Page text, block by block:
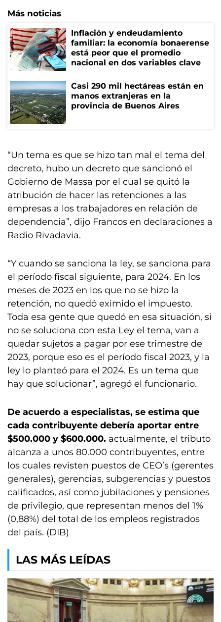
Más noticias
Inflación y endeudamiento
familiar: la economía bonaerense
está peor que el promedio
nacional en dos variables clave
Casi 290 mil hectáreas están en
manos extranjeras en la
provincia de Buenos Aires
“Un tema es que se hizo tan mal el tema del
decreto, hubo un decreto que sancionó el
Gobierno de Massa por el cual se quitó la
atribución de hacer las retenciones a las
empresas a los trabajadores en relación de
dependencia”, dijo Francos en declaraciones a
Radio Rivadavia.
“Y cuando se sanciona la ley, se sanciona para
el período fiscal siguiente, para 2024. En los
meses de 2023 en los que no se hizo la
retención, no quedó eximido el impuesto.
Toda esa gente que quedó en esa situación, si
no se soluciona con esta Ley el tema, van a
quedar sujetos a pagar por ese trimestre de
2023, porque eso es el período fiscal 2023, y la
ley lo planteó para el 2024. Es un tema que
hay que solucionar”, agregó el funcionario.
De acuerdo a especialistas, se estima que
cada contribuyente debería aportar entre
$500.000 y $600.000. actualmente, el tributo
alcanza a unos 80.000 contribuyentes, entre
los cuales revisten puestos de CEO’s (gerentes
generales), gerencias, subgerencias y puestos
calificados, así como jubilaciones y pensiones
de privilegio, que representan menos del 1%
(0,88%) del total de los empleos registrados
del país. (DIB)
LAS MÁS LEÍDAS